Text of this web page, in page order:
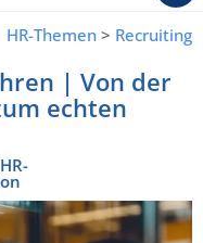
HR-Themen > Recruiting
| Von der
echten